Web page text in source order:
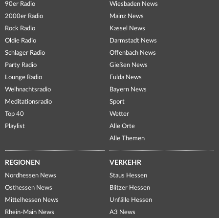
90er Radio
2000er Radio
Rock Radio
Oldie Radio
Schlager Radio
Party Radio
Lounge Radio
Weihnachtsradio
Meditationsradio
Top 40
Playlist
Wiesbaden News
Mainz News
Kassel News
Darmstadt News
Offenbach News
Gießen News
Fulda News
Bayern News
Sport
Wetter
Alle Orte
Alle Themen
REGIONEN
Nordhessen News
Osthessen News
Mittelhessen News
Rhein-Main News
VERKEHR
Staus Hessen
Blitzer Hessen
Unfälle Hessen
A3 News